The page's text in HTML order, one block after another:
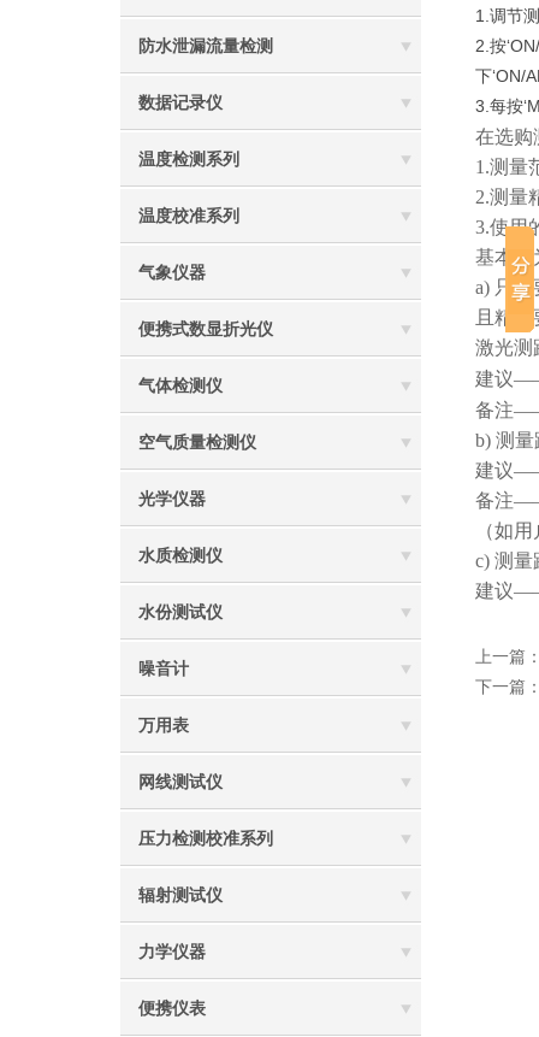
防水泄漏流量检测
数据记录仪
温度检测系列
温度校准系列
气象仪器
便携式数显折光仪
气体检测仪
空气质量检测仪
光学仪器
水质检测仪
水份测试仪
噪音计
万用表
网线测试仪
压力检测校准系列
辐射测试仪
力学仪器
便携仪表
1.调节
2.按
下‘ON/
3.每按
在选购
1.测量
2.测量
3.使用
基本分
a) 只
且精
激光测
建议
备注
b) 测
建议
备注
（如
c) 测
建议
上一篇
下一篇